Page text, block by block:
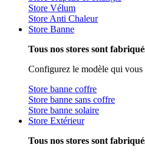
Store Vélum
Store Anti Chaleur
Store Banne
Tous nos stores sont
Configurez le modèle qui vous
Store banne coffre
Store banne sans coffre
Store banne solaire
Store Extérieur
Tous nos stores sont